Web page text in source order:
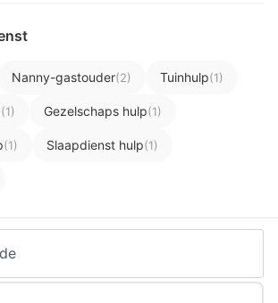
Nanny-gastouder(2) Tuinhulp(1)
(1) Gezelschaps hulp(1)
(1) Slaapdienst hulp(1)